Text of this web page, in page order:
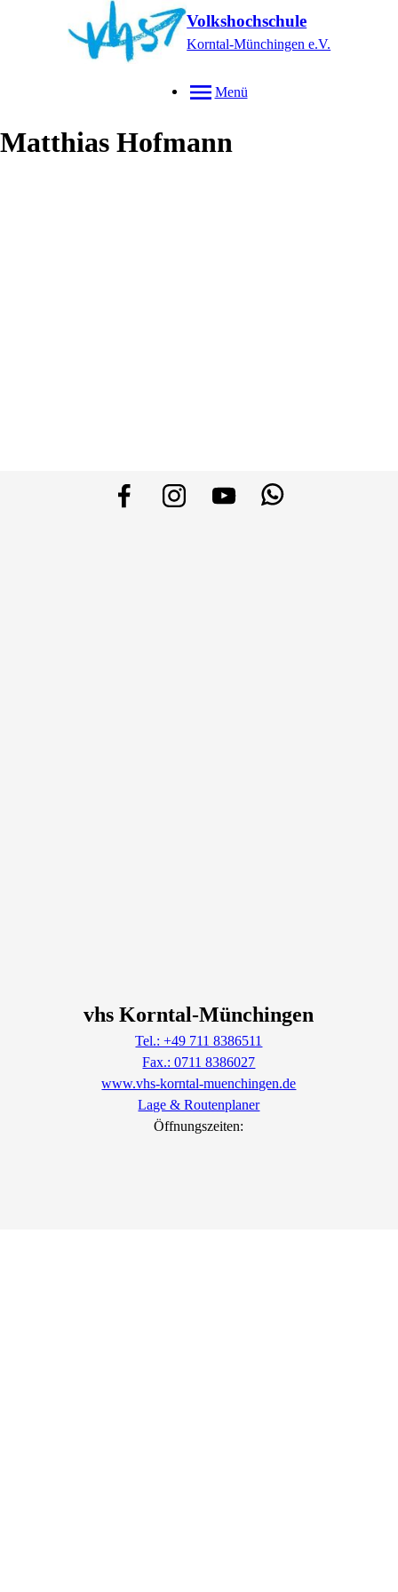
Volkshochschule
Korntal-Münchingen e.V.
Menü
Matthias Hofmann
vhs Korntal-Münchingen
Tel.: +49 711 8386511
Fax.: 0711 8386027
www.vhs-korntal-muenchingen.de
Lage & Routenplaner
Öffnungszeiten: